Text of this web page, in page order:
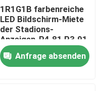
1R1G1B farbenreiche
LED Bildschirm-Miete
der Stadions-
Anzeigen-P4.81 P3.91
Anfrage absenden